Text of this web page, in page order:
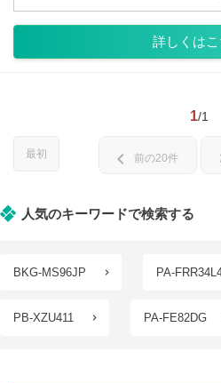
詳しくはこ
1/1
最初 chevron_left 前の20件
人気のキーワードで検索する
BKG-MS96JP PA-
PB-XZU411 PA-FE82DG